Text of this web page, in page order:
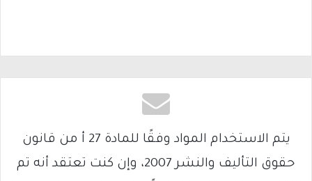
يتم الاستخدام المواد وفقًا للمادة 27 أ من قانون
حقوق التأليف والنشر 2007، وإن كنت تعتقد أنه تم